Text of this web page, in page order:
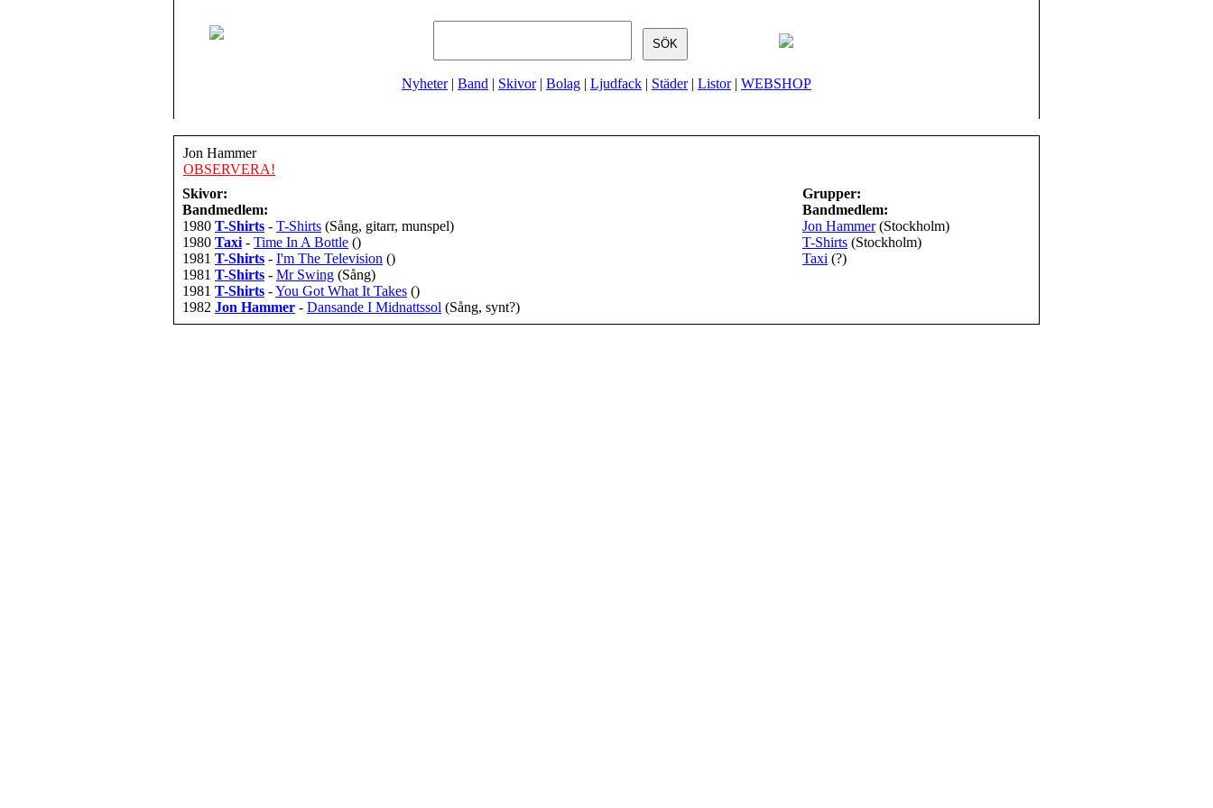
Nyheter| Band | Skivor| Bolag | Ljudfack | Städer| Listor| WEBSHOP
Jon Hammer
OBSERVERA!
Skivor:
Bandmedlem:
1980 T-Shirts - T-Shirts (Sång, gitarr, munspel)
1980 Taxi - Time In A Bottle ()
1981 T-Shirts - I'm The Television ()
1981 T-Shirts - Mr Swing (Sång)
1981 T-Shirts -You Got What It Takes ()
1982 Jon Hammer - Dansande I Midnattssol (Sång, synt?)
Grupper:
Bandmedlem:
Jon Hammer(Stockholm)
T-Shirts (Stockholm)
Taxi (?)